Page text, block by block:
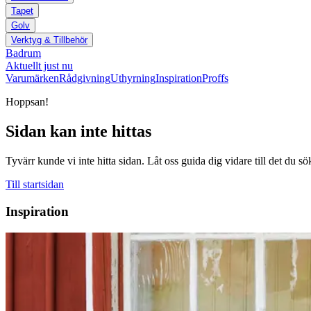
Tapet
Golv
Verktyg & Tillbehör
Badrum
Aktuellt just nu
VarumärkenRådgivningUthyrningInspirationProffs
Hoppsan!
Sidan kan inte hittas
Tyvärr kunde vi inte hitta sidan. Låt oss guida dig vidare till det du
Till startsidan
Inspiration